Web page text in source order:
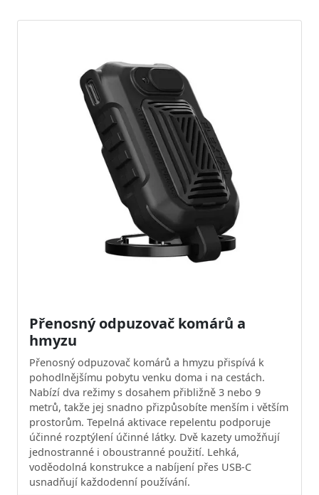
Přenosný odpuzovač komárů a
hmyzu
Přenosný odpuzovač komárů a hmyzu přispívá k
pohodlnějšímu pobytu venku doma i na cestách.
Nabízí dva režimy s dosahem přibližně 3 nebo 9
metrů, takže jej snadno přizpůsobíte menším i větším
prostorům. Tepelná aktivace repelentu podporuje
účinné rozptýlení účinné látky. Dvě kazety umožňují
jednostranné i oboustranné použití. Lehká,
voděodolná konstrukce a nabíjení přes USB-C
usnadňují každodenní používání.